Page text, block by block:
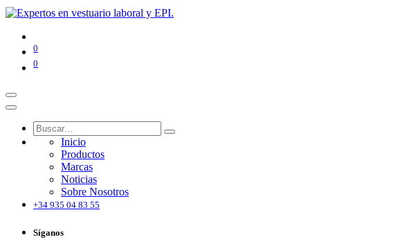
0
0
Inicio
Productos
Marcas
Noticias
Sobre Nosotros
+34 935 04 83 55
Síganos